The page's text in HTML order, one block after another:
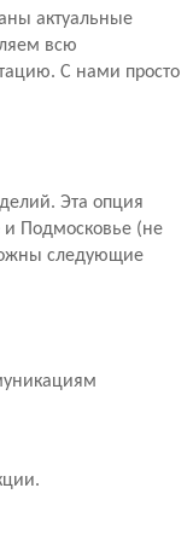
актуальные
всю
С нами просто
Эта опция
и Подмосковье (не
следующие